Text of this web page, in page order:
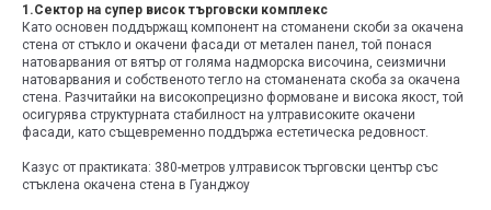
1.Сектор на супер висок търговски комплекс
Като основен поддържащ компонент на стоманени скоби за окачена
стена от стъкло и окачени фасади от метален панел, той понася
натоварвания от вятър от голяма надморска височина, сеизмични
натоварвания и собственото тегло на стоманената скоба за окачена
стена. Разчитайки на високопрецизно формоване и висока якост, той
осигурява структурната стабилност на ултрависоките окачени
фасади, като същевременно поддържа естетическа редовност.
Казус от практиката: 380-метров ултрависок търговски център със
стъклена окачена стена в Гуанджоу